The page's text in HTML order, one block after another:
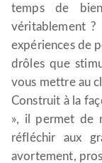
temps de
véritablement
expériences de
drôles que
vous mettre au
Construit à la
», il permet de
réfléchir aux
avortement,